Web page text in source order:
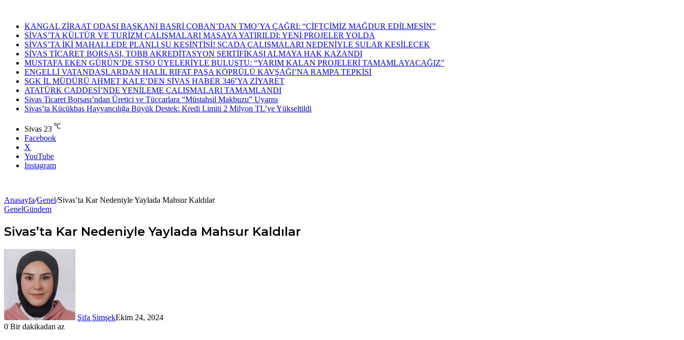
KANGAL ZİRAAT ODASI BAŞKANI BASRİ ÇOBAN’DAN TMO’YA ÇAĞRI: “ÇİFTÇİMİZ MAĞDUR EDİLMESİN”
SİVAS’TA KÜLTÜR VE TURİZM ÇALIŞMALARI MASAYA YATIRILDI: YENİ PROJELER YOLDA
SİVAS’TA İKİ MAHALLEDE PLANLI SU KESİNTİSİ! SCADA ÇALIŞMALARI NEDENİYLE SULAR KESİLECEK
SİVAS TİCARET BORSASI, TOBB AKREDİTASYON SERTİFİKASI ALMAYA HAK KAZANDI
MUSTAFA EKEN GÜRÜN’DE STSO ÜYELERİYLE BULUŞTU: “YARIM KALAN PROJELERİ TAMAMLAYACAĞIZ”
ENGELLİ VATANDAŞLARDAN HALİL RIFAT PAŞA KÖPRÜLÜ KAVŞAĞI’NA RAMPA TEPKİSİ
SGK İL MÜDÜRÜ AHMET KALE’DEN SİVAS HABER 346’YA ZİYARET
ATATÜRK CADDESİ’NDE YENİLEME ÇALIŞMALARI TAMAMLANDI
Sivas Ticaret Borsası’ndan Üretici ve Tüccarlara “Müstahsil Makbuzu” Uyarısı
Sivas’ta Küçükbaş Hayvancılığa Büyük Destek: Kredi Limiti 2 Milyon TL’ye Yükseltildi
Sivas 23 ℃
Facebook
X
YouTube
Instagram
Anasayfa/Genel/Sivas’ta Kar Nedeniyle Yaylada Mahsur Kaldılar
GenelGündem
Sivas’ta Kar Nedeniyle Yaylada Mahsur Kaldılar
Şifa ŞimşekEkim 24, 2024
0 Bir dakikadan az